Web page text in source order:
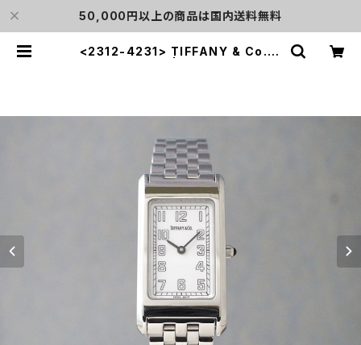
50,000円以上の商品は国内送料無料
<2312-4231> TIFFANY & Co. C